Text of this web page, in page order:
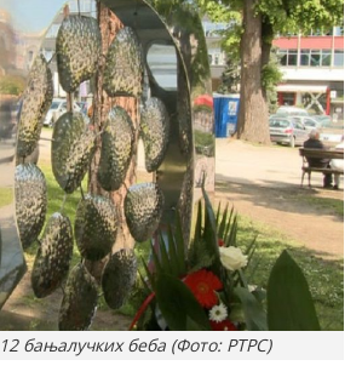
бањалучких беба (Фото: РТРС)